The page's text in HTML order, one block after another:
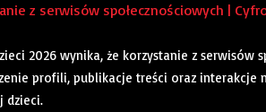
z serwisów społecznościowych |
2026 wynika, że korzystanie z serwisów
profili, publikacje treści oraz interakcje
dzieci.